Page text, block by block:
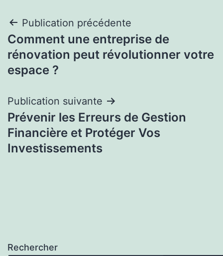
Navigation
de
l’article
Publication précédente
Comment une entreprise de
rénovation peut révolutionner votre
espace ?
Publication suivante
Prévenir les Erreurs de Gestion
Financière et Protéger Vos
Investissements
Rechercher